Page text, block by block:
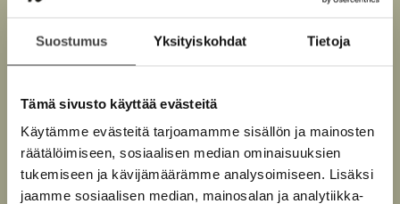
Suostumus Yksityiskohdat Tietoja
Tämä sivusto käyttää evästeitä
Käytämme evästeitä tarjoamamme sisällön ja mainosten
räätälöimiseen, sosiaalisen median ominaisuuksien
tukemiseen ja kävijämäärämme analysoimiseen. Lisäksi
jaamme sosiaalisen median, mainosalan ja analytiikka-
Kuva: Meeri Koutaniemi